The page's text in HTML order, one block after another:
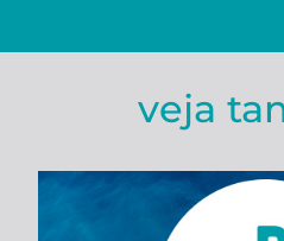
veja